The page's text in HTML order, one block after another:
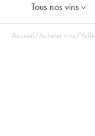
Tous nos vins
Accueil/Acheter vins/